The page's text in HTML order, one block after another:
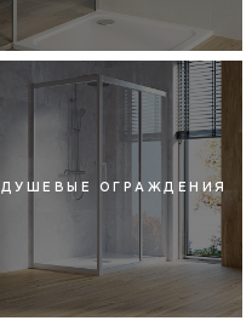
ДУШЕВЫЕ ОГРАЖДЕНИЯ